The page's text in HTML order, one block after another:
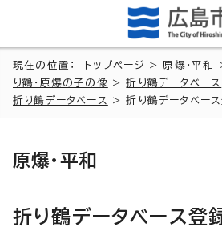
現在の位置： トップページ >原爆・平和
り鶴・原爆の子の像
>折り鶴データベース
折り鶴データベース
> 折り鶴データベー
原爆・平和
折り鶴データベース登